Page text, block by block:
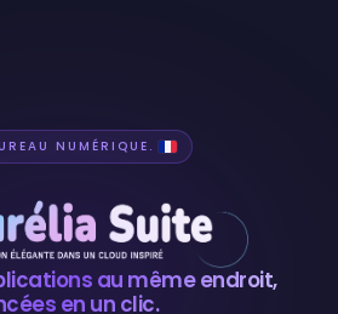
NUMÉRIQUE.
Aurélia Suite —
au même endroit,
en un clic.